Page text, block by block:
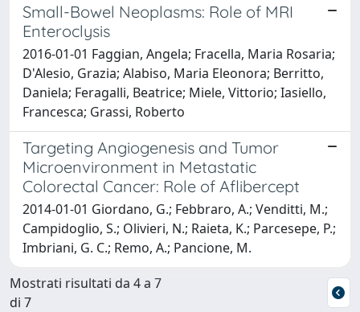
Small-Bowel Neoplasms: Role of MRI
Enteroclysis
2016-01-01 Faggian, Angela; Fracella, Maria Rosaria;
D'Alesio, Grazia; Alabiso, Maria Eleonora; Berritto,
Daniela; Feragalli, Beatrice; Miele, Vittorio; Iasiello,
Francesca; Grassi, Roberto
Targeting Angiogenesis and Tumor
Microenvironment in Metastatic
Colorectal Cancer: Role of Aflibercept
2014-01-01 Giordano, G.; Febbraro, A.; Venditti, M.;
Campidoglio, S.; Olivieri, N.; Raieta, K.; Parcesepe, P.;
Imbriani, G. C.; Remo, A.; Pancione, M.
Mostrati risultati da 4 a 7
di 7